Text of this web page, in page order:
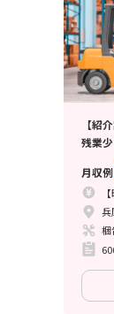
【紹
残業
月収例
兵
梱